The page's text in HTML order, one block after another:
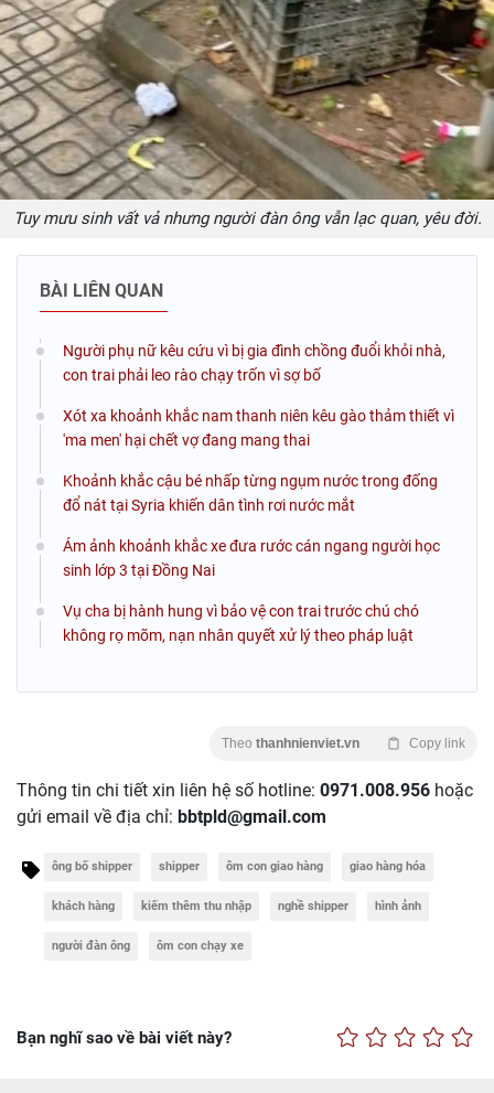
Tuy mưu sinh vất vả nhưng người đàn ông vẫn lạc quan, yêu đời.
BÀI LIÊN QUAN
Người phụ nữ kêu cứu vì bị gia đình chồng đuổi khỏi nhà,
con trai phải leo rào chạy trốn vì sợ bố
Xót xa khoảnh khắc nam thanh niên kêu gào thảm thiết vì
'ma men' hại chết vợ đang mang thai
Khoảnh khắc cậu bé nhấp từng ngụm nước trong đống
đổ nát tại Syria khiến dân tình rơi nước mắt
Ám ảnh khoảnh khắc xe đưa rước cán ngang người học
sinh lớp 3 tại Đồng Nai
Vụ cha bị hành hung vì bảo vệ con trai trước chú chó
không rọ mõm, nạn nhân quyết xử lý theo pháp luật
Theo thanhnienviet.vn Copy link
Thông tin chi tiết xin liên hệ số hotline: 0971.008.956 hoặc
gửi email về địa chỉ: bbtpld@gmail.com
ông bố shipper shipper ôm con giao hàng giao hàng hóa
khách hàng kiếm thêm thu nhập nghề shipper hình ảnh
người đàn ông ôm con chạy xe
Bạn nghĩ sao về bài viết này?